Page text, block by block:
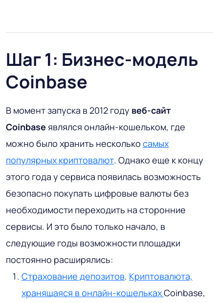
Шаг 1: Бизнес-модель
Coinbase
В момент запуска в 2012 году веб-сайт
Coinbase являлся онлайн-кошельком, где
можно было хранить несколько самых
популярных криптовалют. Однако еще к концу
этого года у сервиса появилась возможность
безопасно покупать цифровые валюты без
необходимости переходить на сторонние
сервисы. И это было только начало, в
следующие годы возможности площадки
постоянно расширялись:
Страхование депозитов. Криптовалюта,
хранящаяся в онлайн-кошелькахCoinbase,